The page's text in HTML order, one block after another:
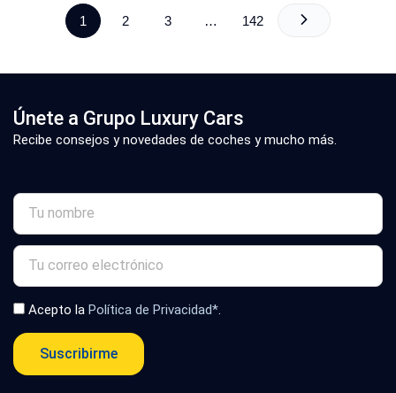
1 2 3 … 142
Únete a Grupo Luxury Cars
Recibe consejos y novedades de coches y mucho más.
Acepto la Política de Privacidad*.
Suscribirme